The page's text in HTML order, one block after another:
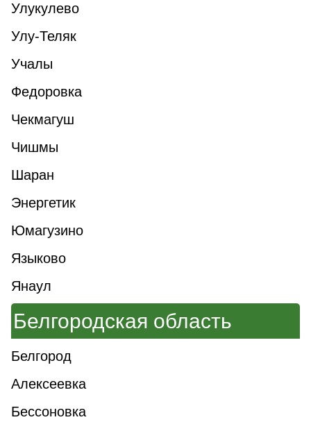
Улукулево
Улу-Теляк
Учалы
Федоровка
Чекмагуш
Чишмы
Шаран
Энергетик
Юмагузино
Языково
Янаул
Белгородская область
Белгород
Алексеевка
Бессоновка